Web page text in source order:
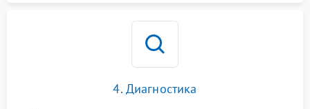
4. Диагностика